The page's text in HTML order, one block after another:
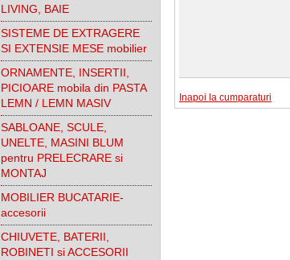
LIVING, BAIE
SISTEME DE EXTRAGERE
SI EXTENSIE MESE mobilier
ORNAMENTE, INSERTII,
PICIOARE mobila din PASTA
LEMN / LEMN MASIV
SABLOANE, SCULE,
UNELTE, MASINI BLUM
pentru PRELECRARE si
MONTAJ
MOBILIER BUCATARIE-
accesorii
CHIUVETE, BATERII,
ROBINETI si ACCESORII
Inapoi la cumparaturi